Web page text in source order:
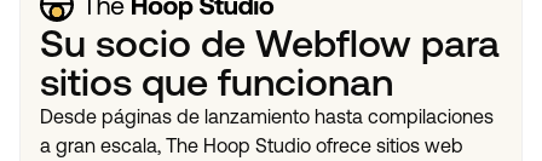
Su socio de Webflow para
sitios que funcionan
Desde páginas de lanzamiento hasta compilaciones
a gran escala, The Hoop Studio ofrece sitios web